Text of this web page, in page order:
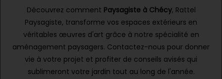
Découvrez comment Paysagiste à Chécy, Rattel
Paysagiste, transforme vos espaces extérieurs en
véritables œuvres d'art grâce à notre spécialité en
aménagement paysagers. Contactez-nous pour donner
vie à votre projet et profiter de conseils avisés qui
sublimeront votre jardin tout au long de l'année.